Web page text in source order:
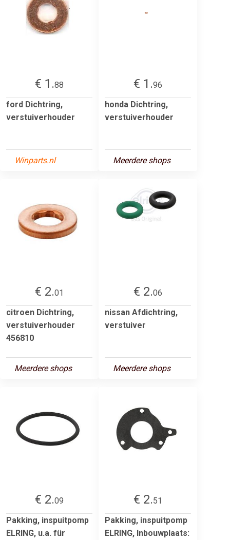
€ 1.88
ford Dichtring,
verstuiverhouder
Winparts.nl
€ 1.96
honda Dichtring,
verstuiverhouder
Meerdere shops
€ 2.01
citroen Dichtring,
verstuiverhouder
456810
Meerdere shops
€ 2.06
nissan Afdichtring,
verstuiver
Meerdere shops
€ 2.09
Pakking, inspuitpomp
ELRING, u.a. für
€ 2.51
Pakking, inspuitpomp
ELRING, Inbouwplaats: